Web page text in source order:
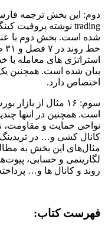
شده است. بخش دوم با
استراتژی های معامله
بیان شده است. همچنین
اختصاص دارد.
سوم: ۱۶ مثال از
است. همچنین در انتها
نواحی حمایت و
کانال کشی و… در
مثال‌های این بخش به
لگاریتمی و حسابی،
روند و کانال ها و…
فهرست کتاب: